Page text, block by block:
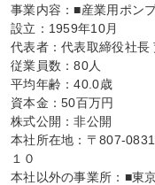
事業内容：■産業用ポン
設立：1959年10月
代表者：代表取締役社長
従業員数：80人
平均年齢：40.0歳
資本金：50百万円
株式公開：非公開
本社所在地：〒807-
１０
本社以外の事業所：■東